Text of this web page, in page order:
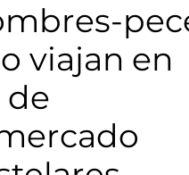
viajan en
de